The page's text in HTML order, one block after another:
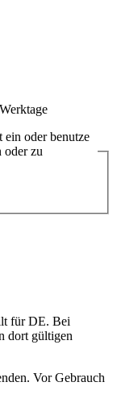
oder benutze
oder zu
für DE. Bei
dort gültigen
Vor Gebrauch